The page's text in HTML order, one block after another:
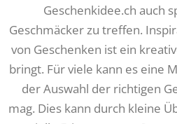
Geschenkidee.ch auch
Geschmäcker zu treffen.
von Geschenken ist ein
bringt. Für viele kann es eine
der Auswahl der richtigen
mag. Dies kann durch kleine